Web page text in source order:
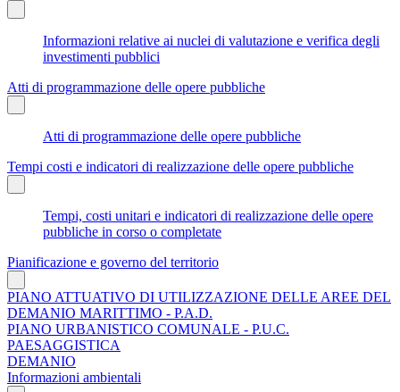
Informazioni relative ai nuclei di valutazione e verifica degli
investimenti pubblici
Atti di programmazione delle opere pubbliche
Atti di programmazione delle opere pubbliche
Tempi costi e indicatori di realizzazione delle opere pubbliche
Tempi, costi unitari e indicatori di realizzazione delle opere
pubbliche in corso o completate
Pianificazione e governo del territorio
PIANO ATTUATIVO DI UTILIZZAZIONE DELLE AREE DEL
DEMANIO MARITTIMO - P.A.D.
PIANO URBANISTICO COMUNALE - P.U.C.
PAESAGGISTICA
DEMANIO
Informazioni ambientali